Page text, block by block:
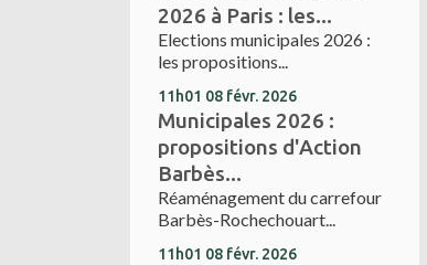
2026 à Paris : les...
Elections municipales 2026 :
les propositions...
11h01 08 févr. 2026
Municipales 2026 :
propositions d'Action
Barbès...
Réaménagement du carrefour
Barbès-Rochechouart...
11h01 08 févr. 2026